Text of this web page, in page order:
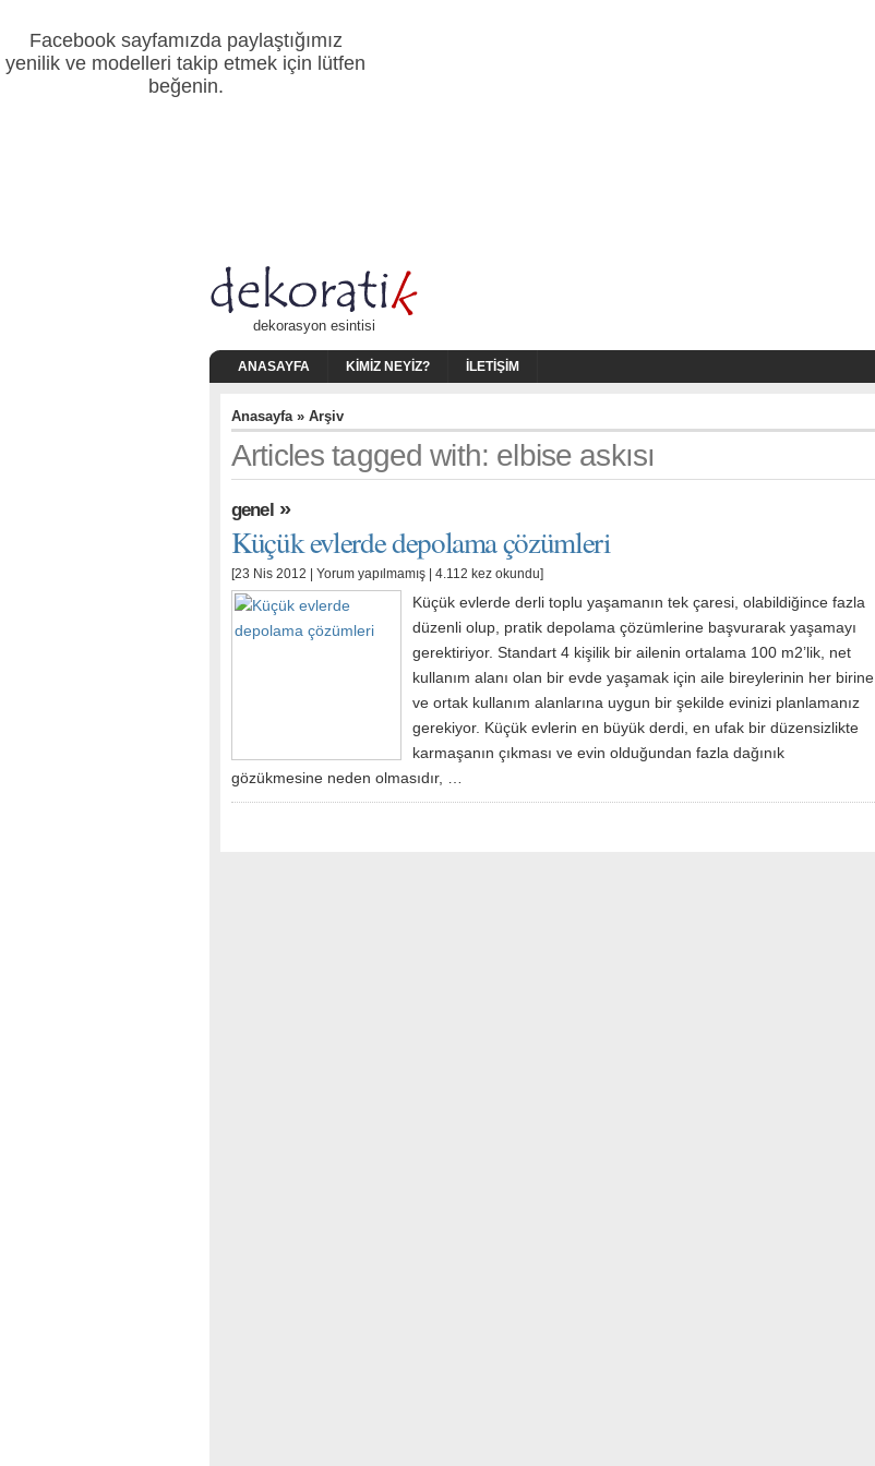
Facebook sayfamızda paylaştığımız
yenilik ve modelleri takip etmek için lütfen
beğenin.
dekorasyon esintisi
ANASAYFA KIMIZ NEYIZ? İLETIŞIM
Anasayfa» Arşiv
Articles tagged with: elbise askısı
genel»
Küçük evlerde depolama çözümleri
[23 Nis 2012 | Yorum yapılmamış | 4.112 kez okundu]
Küçük evlerde derli toplu yaşamanın tek çaresi, olabildiğince fazla
düzenli olup, pratik depolama çözümlerine başvurarak yaşamayı
gerektiriyor. Standart 4 kişilik bir ailenin ortalama 100 m2’lik, net
kullanım alanı olan bir evde yaşamak için aile bireylerinin her birine
ve ortak kullanım alanlarına uygun bir şekilde evinizi planlamanız
gerekiyor. Küçük evlerin en büyük derdi, en ufak bir düzensizlikte
karmaşanın çıkması ve evin olduğundan fazla dağınık
gözükmesine neden olmasıdır, …